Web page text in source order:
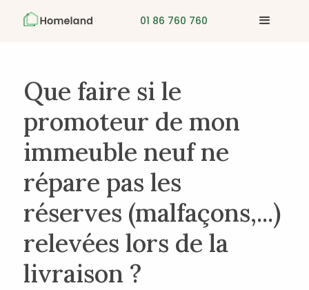
01 86 760 760
Que faire si le
promoteur de mon
immeuble neuf ne
répare pas les
réserves (malfaçons,...)
relevées lors de la
livraison ?